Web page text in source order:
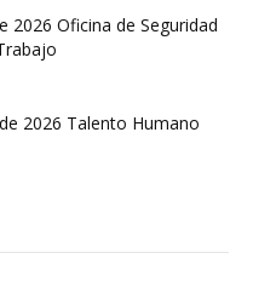
2026 Oficina de Seguridad
2026 Talento Humano